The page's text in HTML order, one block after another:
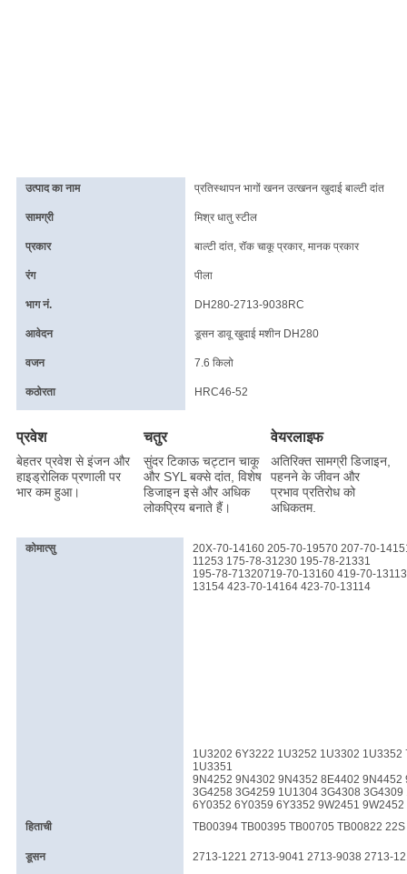
उत्पाद का नाम प्रतिस्थापन भागों खनन उत्खनन खुदाई बाल्टी दांत
सामग्री मिश्र धातु स्टील
प्रकार बाल्टी दांत, रॉक चाकू प्रकार, मानक प्रकार
रंग पीला
भाग नं. DH280-2713-9038RC
आवेदन डूसन डावू खुदाई मशीन DH280
वजन 7.6 किलो
कठोरता HRC46-52
प्रवेश
बेहतर प्रवेश से इंजन और
हाइड्रोलिक प्रणाली पर
भार कम हुआ।
चतुर
सुंदर टिकाऊ चट्टान चाकू
और SYL बक्से दांत, विशेष
डिजाइन इसे और अधिक
लोकप्रिय बनाते हैं।
वेयरलाइफ
अतिरिक्त सामग्री डिजाइन,
पहनने के जीवन और
प्रभाव प्रतिरोध को
अधिकतम.
कोमात्सु
20X-70-14160 205-70-19570 207-70-
11253 175-78-31230 195-78-21331
195-78-71320719-70-13160 419-70-
13154 423-70-14164 423-70-13114
1U3202 6Y3222 1U3252 1U3302
1U3351
9N4252 9N4302 9N4352 8E4402 9N4452
3G4258 3G4259 1U1304 3G4308
6Y0352 6Y0359 6Y3352 9W2451
हिताची
TB00394 TB00395 TB00705 TB00822
डूसन 2713-1221 2713-9041 2713-9038 2713-